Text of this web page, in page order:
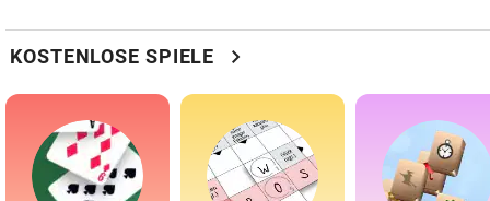
KOSTENLOSE SPIELE chevron_right